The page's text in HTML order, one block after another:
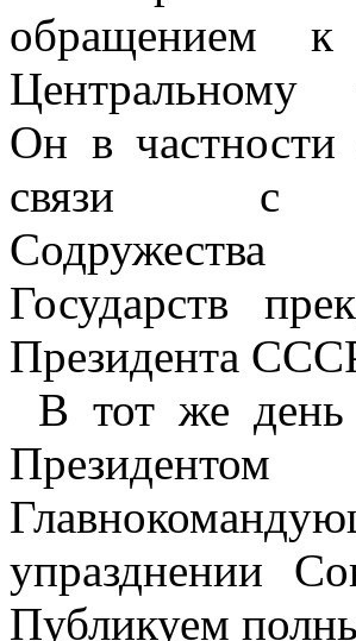
обращением
Центральному
Он в частности
связи с
Содружества
Государств
Президента
В тот же день
упразднении
Публикуем